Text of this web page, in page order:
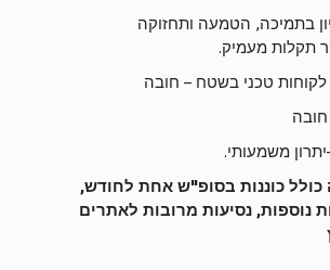
בתמיכה, הטמעה ותחזוקה
תקלות מעמיק.
לקוחות טכני בשטח – חובה
חובה
משמעותי.
כוננות בסופ"ש אחת לחודש,
נוספות, נסיעות מרובות לאתרים